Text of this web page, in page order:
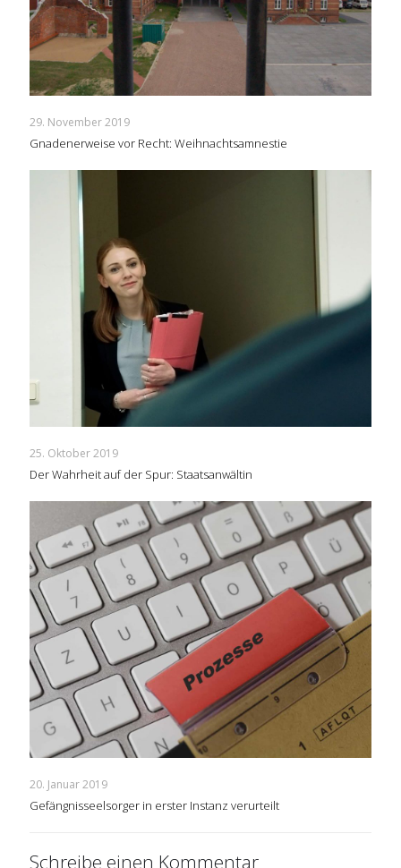
29. November 2019
Gnadenerweise vor Recht: Weihnachtsamnestie
25. Oktober 2019
Der Wahrheit auf der Spur: Staatsanwältin
20. Januar 2019
Gefängnisseelsorger in erster Instanz verurteilt
Schreibe einen Kommentar